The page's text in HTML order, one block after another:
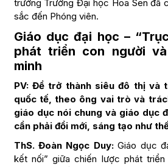
trưởng Trường Đại học Hoa Sen đã
sắc đến Phóng viên.
Giáo dục đại học –
phát triển con người
minh
PV: Để trở thành siêu đô thị và
quốc tế, theo ông vai trò và
giáo dục nói chung và giáo dục
cần phải đổi mới, sáng tạo như
ThS. Đoàn Ngọc Duy:Giáo dục
kết nối” giữa chiến lược phát